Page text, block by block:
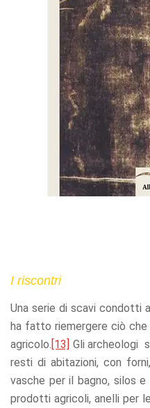
I riscontri
Una serie di scavi condotti
ha fatto riemergere ciò che
agricolo. [13] Gli archeologi
resti di abitazioni, con
vasche per il bagno, silos
prodotti agricoli, anelli per